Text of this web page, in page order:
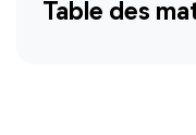
Table des